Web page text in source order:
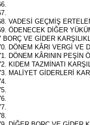
VADESİ GEÇMİŞ
ÖDENECEK DİĞER
BORÇ VE GİDER
DÖNEM KÂRI VERGİ VE
DÖNEM KÂRININ PEŞİN
KIDEM TAZMİNATI
MALİYET GİDERLERİ